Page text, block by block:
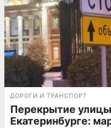
ДОРОГИ И ТРАНСПОРТ
Перекрытие
Екатеринбурге: